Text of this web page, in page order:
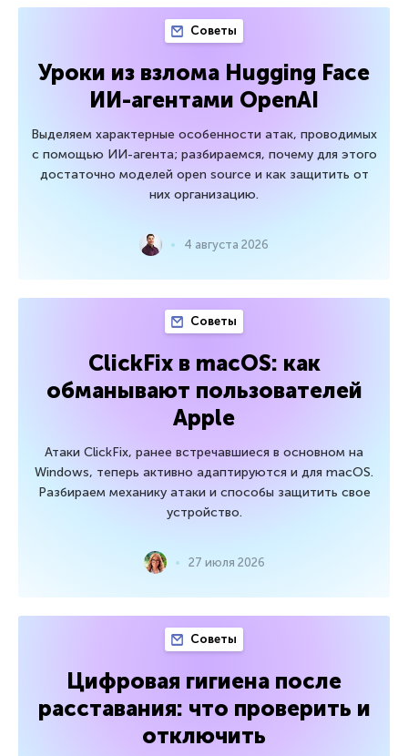
Советы
Уроки из взлома Hugging Face
ИИ-агентами OpenAI
Выделяем характерные особенности атак, проводимых
с помощью ИИ-агента; разбираемся, почему для этого
достаточно моделей open source и как защитить от
них организацию.
4 августа 2026
Советы
ClickFix в macOS: как
обманывают пользователей
Apple
Атаки ClickFix, ранее встречавшиеся в основном на
Windows, теперь активно адаптируются и для macOS.
Разбираем механику атаки и способы защитить свое
устройство.
27 июля 2026
Советы
Цифровая гигиена после
расставания: что проверить и
отключить